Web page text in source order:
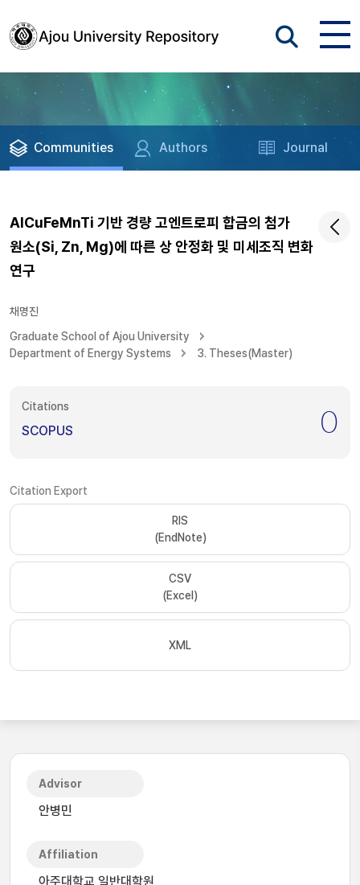
Communities Authors Journal
AlCuFeMnTi 기반 경량 고엔트로피 합금의 첨가
원소(Si, Zn, Mg)에 따른 상 안정화 및 미세조직 변화
연구
채명진
Graduate School of Ajou University
Department of Energy Systems
3. Theses(Master)
Citations
SCOPUS 0
Citation Export
RIS
(EndNote)
CSV
(Excel)
XML
Advisor
안병민
Affiliation
아주대학교 일반대학원